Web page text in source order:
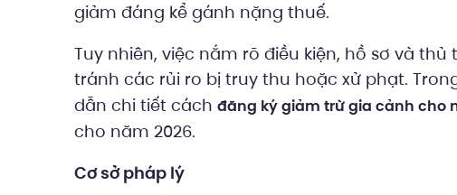
giảm đáng kể gánh nặng thuế.
Tuy nhiên, việc nắm rõ điều kiện, hồ sơ và
tránh các rủi ro bị truy thu hoặc xử phạt.
dẫn chi tiết cách đăng ký giảm trừ gia cảnh cho
cho năm 2026.
Cơ sở pháp lý